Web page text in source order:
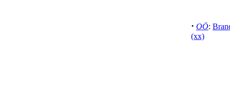
· OÖ:
(xx)